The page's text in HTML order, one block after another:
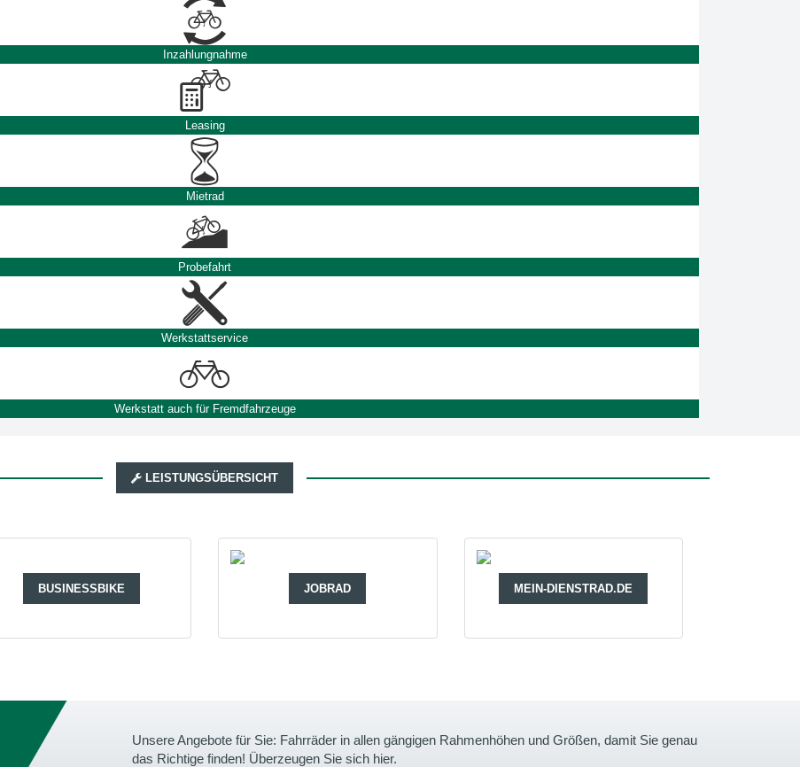
Inzahlungnahme
Leasing
Mietrad
Probefahrt
Werkstattservice
Werkstatt auch für Fremdfahrzeuge
LEISTUNGSÜBERSICHT
BUSINESSBIKE JOBRAD MEIN-DIENSTRAD.DE
Unsere Angebote für Sie: Fahrräder in allen gängigen Rahmenhöhen und Größen, damit Sie genau
das Richtige finden! Überzeugen Sie sich hier.